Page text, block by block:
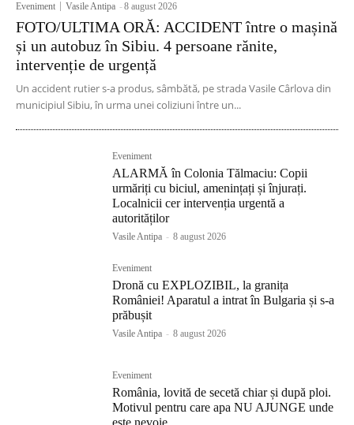
Eveniment Vasile Antipa -8 august 2026
FOTO/ULTIMA ORĂ: ACCIDENT între o mașină
și un autobuz în Sibiu. 4 persoane rănite,
intervenție de urgență
Un accident rutier s-a produs, sâmbătă, pe strada Vasile Cârlova din
municipiul Sibiu, în urma unei coliziuni între un...
Eveniment
ALARMĂ în Colonia Tălmaciu: Copii
urmăriți cu biciul, amenințați și înjurați.
Localnicii cer intervenția urgentă a
autorităților
Vasile Antipa - 8 august 2026
Eveniment
Dronă cu EXPLOZIBIL, la granița
României! Aparatul a intrat în Bulgaria și s-a
prăbușit
Vasile Antipa - 8 august 2026
Eveniment
România, lovită de secetă chiar și după ploi.
Motivul pentru care apa NU AJUNGE unde